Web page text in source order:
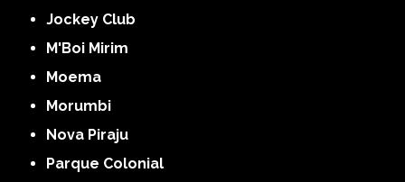
Jockey Club
M'Boi Mirim
Moema
Morumbi
Nova Piraju
Parque Colonial